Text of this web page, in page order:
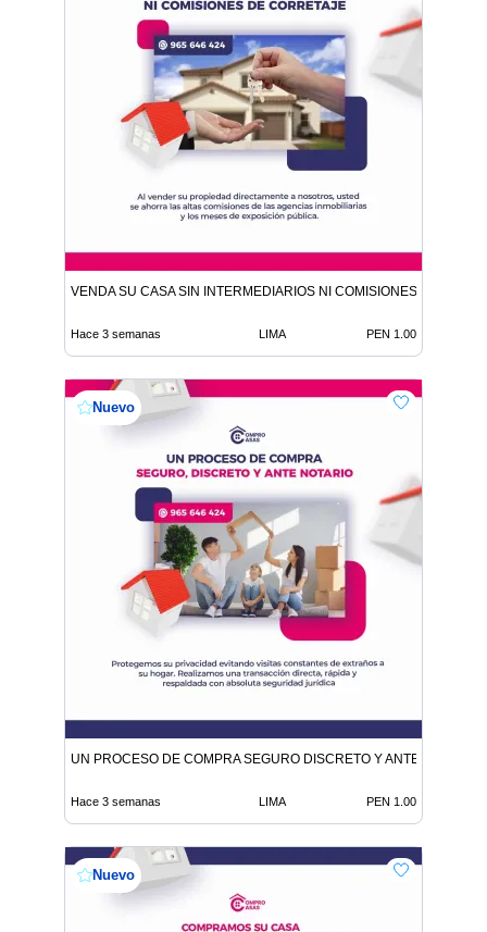
VENDA SU CASA SIN INTERMEDIARIOS NI COMISIONES DE
Hace 3 semanas LIMA PEN 1.00
Nuevo
UN PROCESO DE COMPRA SEGURO DISCRETO Y ANTE NOTARIO
Hace 3 semanas LIMA PEN 1.00
Nuevo